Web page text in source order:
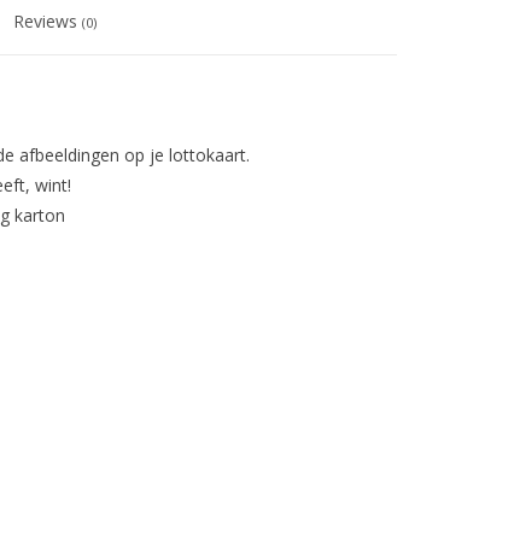
Reviews(0)
afbeeldingen op je lottokaart.
wint!
karton